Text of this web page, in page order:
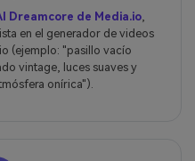
Dreamcore de Media.io
en el generador de videos
(ejemplo: "pasillo vacío
vintage, luces suaves y
onírica").